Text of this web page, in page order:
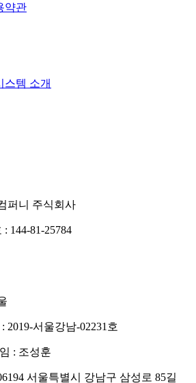
약관
스템 소개
퍼니 주식회사
144-81-25784
2019-서울강남-02231호
: 조성훈
서울특별시 강남구 삼성로 85길